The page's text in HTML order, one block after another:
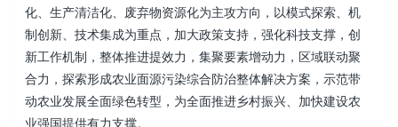
化、生产清洁化、废弃物资源化为主攻方向，以模式探索、机
制创新、技术集成为重点，加大政策支持，强化科技支撑，创
新工作机制，整体推进提效力，集聚要素增动力，区域联动聚
合力，探索形成农业面源污染综合防治整体解决方案，示范带
动农业发展全面绿色转型，为全面推进乡村振兴、加快建设农
业强国提供有力支撑。